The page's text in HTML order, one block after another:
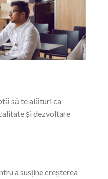
să te alături ca
și dezvoltare
a susține creșterea